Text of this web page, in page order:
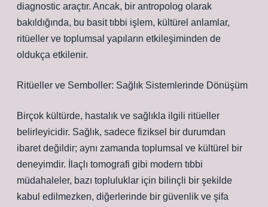
diagnostic araçtır. Ancak, bir antropolog olarak
bakıldığında, bu basit tıbbi işlem, kültürel anlamlar,
ritüeller ve toplumsal yapıların etkileşiminden de
oldukça etkilenir.
Ritüeller ve Semboller: Sağlık Sistemlerinde Dönüşüm
Birçok kültürde, hastalık ve sağlıkla ilgili ritüeller
belirleyicidir. Sağlık, sadece fiziksel bir durumdan
ibaret değildir; aynı zamanda toplumsal ve kültürel bir
deneyimdir. İlaçlı tomografi gibi modern tıbbi
müdahaleler, bazı topluluklar için bilinçli bir şekilde
kabul edilmezken, diğerlerinde bir güvenlik ve şifa